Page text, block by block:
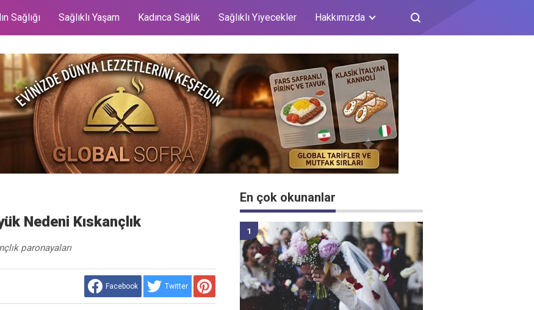
Sağlığı Sağlıklı Yaşam Kadınca Sağlık Sağlıklı Yiyecekler Hakkımızda
Nedeni Kıskançlık
paronayaları
Facebook Twitter
En çok okunanlar